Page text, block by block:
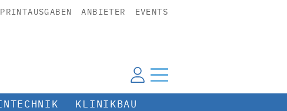
PRINTAUSGABEN ANBIETER EVENTS
KLINIKBAU